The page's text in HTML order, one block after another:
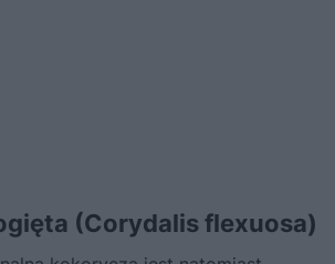
(Corydalis flexuosa)